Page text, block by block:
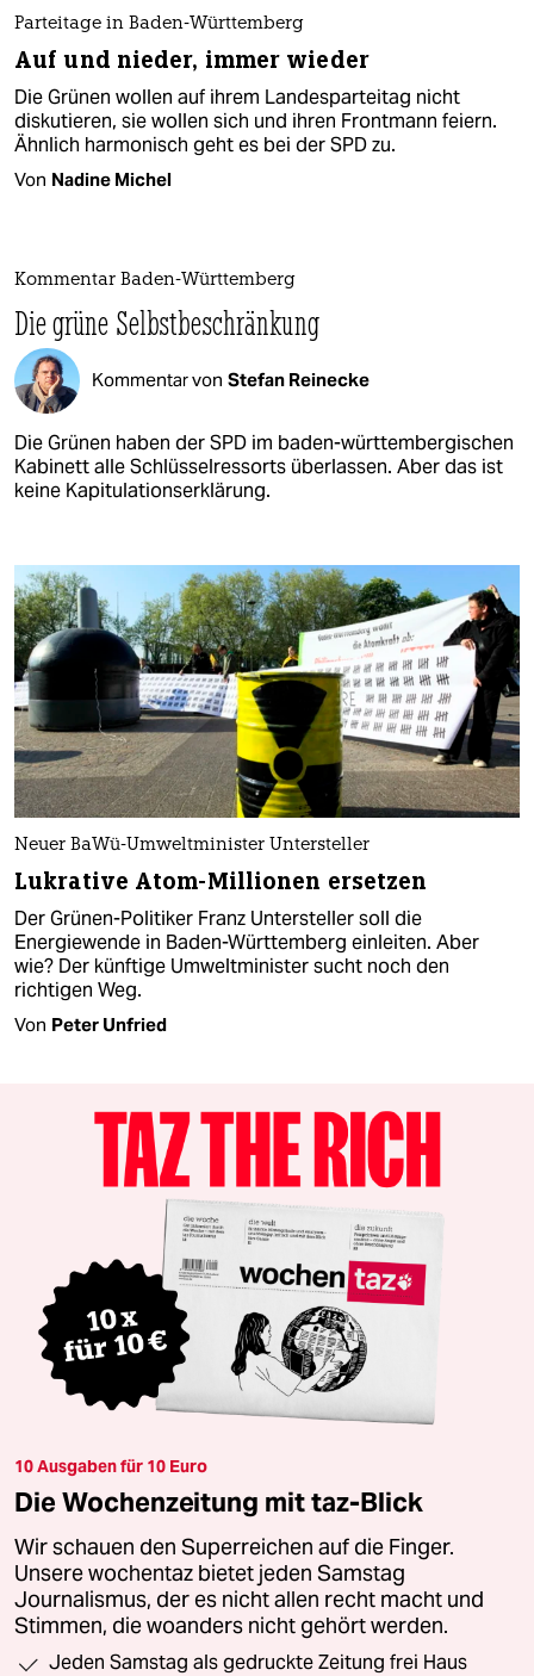
Parteitage in Baden-Württemberg
Auf und nieder, immer wieder
Die Grünen wollen auf ihrem Landesparteitag nicht
diskutieren, sie wollen sich und ihren Frontmann feiern.
Ähnlich harmonisch geht es bei der SPD zu.
Von Nadine Michel
Kommentar Baden-Württemberg
Die grüne Selbstbeschränkung
Kommentar von Stefan Reinecke
Die Grünen haben der SPD im baden-württembergischen
Kabinett alle Schlüsselressorts überlassen. Aber das ist
keine Kapitulationserklärung.
Neuer BaWü-Umweltminister Untersteller
Lukrative Atom-Millionen ersetzen
Der Grünen-Politiker Franz Untersteller soll die
Energiewende in Baden-Württemberg einleiten. Aber
wie? Der künftige Umweltminister sucht noch den
richtigen Weg.
Von Peter Unfried
10 Ausgaben für 10 Euro
Die Wochenzeitung mit taz-Blick
Wir schauen den Superreichen auf die Finger.
Unsere wochentaz bietet jeden Samstag
Journalismus, der es nicht allen recht macht und
Stimmen, die woanders nicht gehört werden.
Jeden Samstag als gedruckte Zeitung frei Haus